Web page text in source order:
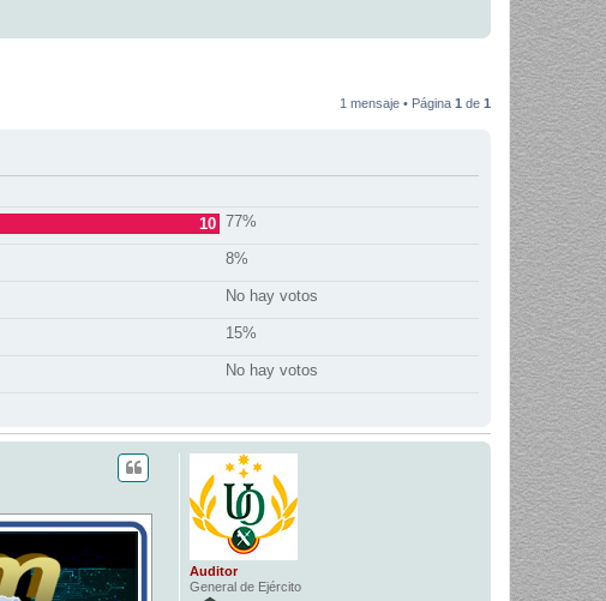
1 mensaje • Página 1 de 1
10 77%
8%
No hay votos
15%
No hay votos
Auditor
General de Ejército